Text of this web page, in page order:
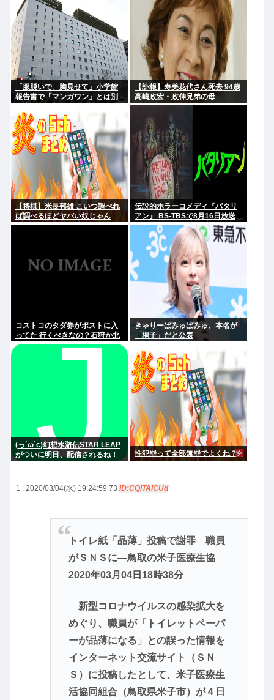
「服脱いで、胸見せて」小学館
報告書で「マンガワン」とは別
者がグラビア志望の女性に迫っ
た過激要求
【訃報】寿美花代さん死去 94歳
高嶋政宏・政伸兄弟の母
【将棋】米長邦雄 こいつ調べれ
ば調べるほどヤバい奴じゃん
伝説的ホラーコメディ『バタリ
アン』 BS-TBSで8月16日放送
コストコのタダ券がポストに入
ってた 行くべきなの？石狩か北
広島大曲だよな
きゃりーぱみゅぱみゅ、本名が
「桐子」だと公表
(っ´ω`c)幻想水滸伝STAR LEAP
がついに明日、配信されるね！
性犯罪って全部無罪でよくね？
1 : 2020/03/04(水) 19:24:59.73 ID:CQlTAiCUd
トイレ紙「品薄」投稿で謝罪 職員
がＳＮＳに―鳥取の米子医療生協
2020年03月04日18時38分
新型コロナウイルスの感染拡大を
めぐり、職員が「トイレットペーパ
ーが品薄になる」との誤った情報を
インターネット交流サイト（ＳＮ
Ｓ）に投稿したとして、米子医療生
活協同組合（鳥取県米子市）が４日